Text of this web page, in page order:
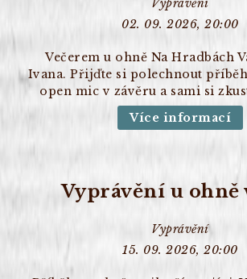
Vyprávění
02. 09. 2026, 20:00
Večerem u ohně Na Hradbách
Ivana. Přijďte si polechnout
open mic v závěru a sami si
Více informací
Vyprávění u ohně
Vyprávění
15. 09. 2026, 20:00